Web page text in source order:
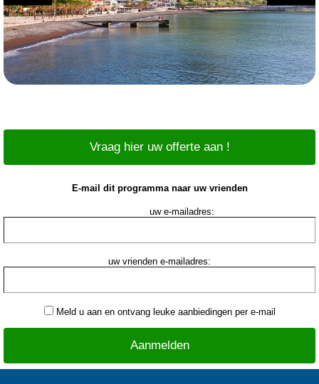
Vraag hier uw offerte aan !
E-mail dit programma naar uw vrienden
uw e-mailadres:
uw vrienden e-mailadres:
Meld u aan en ontvang leuke aanbiedingen per e-mail